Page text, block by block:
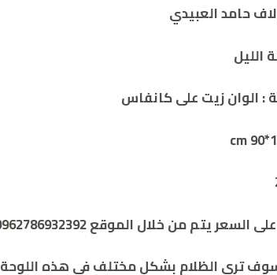
حامد العبيدي
الليل
: الوان زيت على كانفاس
يتم من خلال الموقع 00962786932392
ترى الظلام بشكل مختلف في هذه اللوحة